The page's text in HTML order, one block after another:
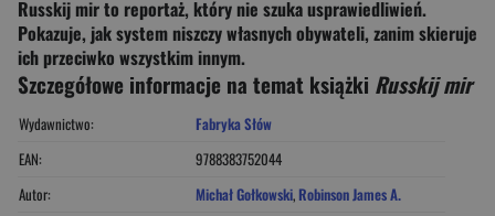
Russkij mir to reportaż, który nie szuka usprawiedliwień.
Pokazuje, jak system niszczy własnych obywateli, zanim skieruje
ich przeciwko wszystkim innym.
Szczegółowe informacje na temat książki Russkij mir
Wydawnictwo:
Fabryka Słów
EAN:
9788383752044
Autor:
Michał Gołkowski, Robinson James A.